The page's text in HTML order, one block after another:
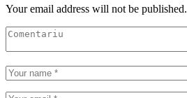
Your email address will not be published.